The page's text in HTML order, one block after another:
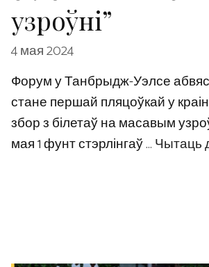
узроўні”
4 мая 2024
Форум у Танбрыдж-Уэлсе
стане першай пляцоўкай у
збор з білетаў на масавым
мая 1 фунт стэрлінгаў …Чытаць